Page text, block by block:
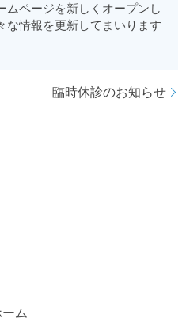
ムページを新しくオープンし
な情報を更新してまいります
臨時休診のお知らせ
ム